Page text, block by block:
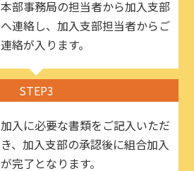
本部事務局の担当者から加入支部
へ連絡し、加入支部担当者からご
連絡が入ります。
STEP3
加入に必要な書類をご記入いただ
き、加入支部の承認後に組合加入
が完了となります。